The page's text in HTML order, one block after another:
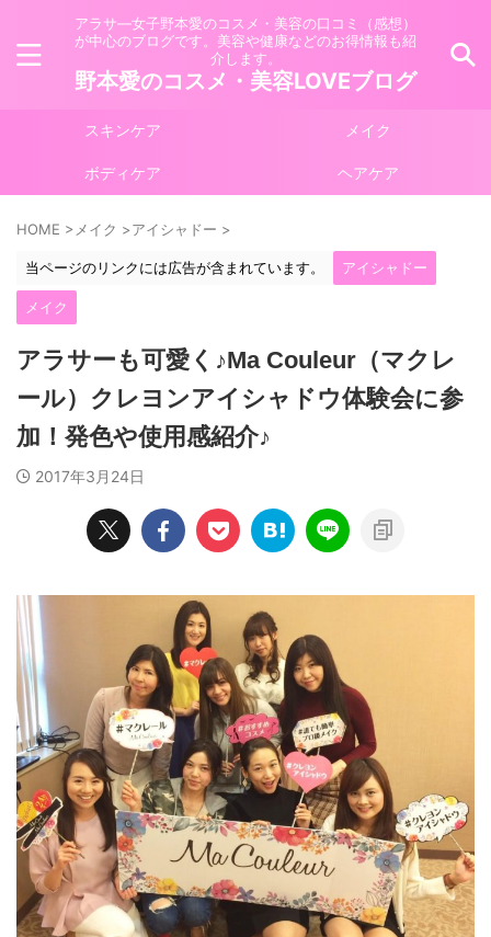
アラサ―女子野本愛のコスメ・美容の口コミ（感想）
が中心のブログです。美容や健康などのお得情報も紹
介します。
野本愛のコスメ・美容LOVEブログ
スキンケア メイク
ボディケア ヘアケア
HOME > メイク >アイシャドー >
当ページのリンクには広告が含まれています。 アイシャドー
メイク
アラサーも可愛く♪Ma Couleur（マクレ
ール）クレヨンアイシャドウ体験会に参
加！発色や使用感紹介♪
2017年3月24日